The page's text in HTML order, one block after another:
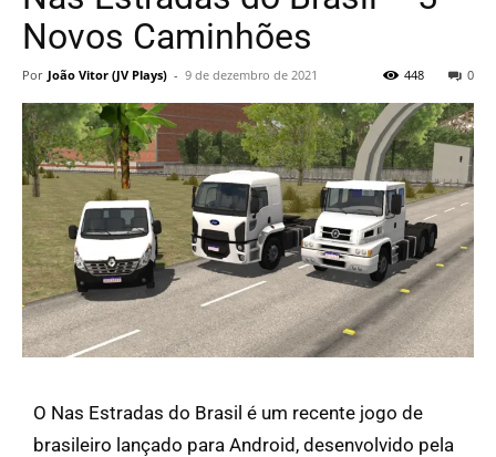
Novos Caminhões
Por João Vitor (JV Plays) - 9 de dezembro de 2021 0
448
O Nas Estradas do Brasil é um recente jogo de
brasileiro lançado para Android, desenvolvido pela